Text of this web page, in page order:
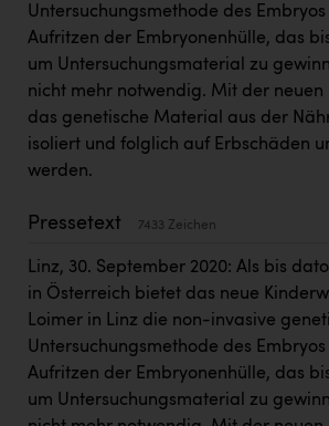
Kärcher
Karin Liedl
KIWI Kinderwunsch Institut Dr. Loimer
Kleider Bauer
Kremsmüller Anlagenbau GmbH
Oldtimer Raststationen und
Österreichischer Kachelofenverband
Untersuchungsmethode des Embryos
Aufritzen der Embryonenhülle, das
um Untersuchungsmaterial zu
nicht mehr notwendig. Mit der neuen
das genetische Material aus der
isoliert und folglich auf Erbschäden
werden.
Pressetext 7433 Zeichen
Linz, 30. September 2020: Als bis
in Österreich bietet das neue
Loimer in Linz die non-invasive
Untersuchungsmethode des Embryos
Aufritzen der Embryonenhülle, das
um Untersuchungsmaterial zu